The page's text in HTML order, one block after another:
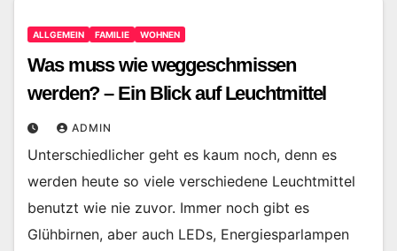
ALLGEMEIN FAMILIE WOHNEN
Was muss wie weggeschmissen
werden? – Ein Blick auf Leuchtmittel
ADMIN
Unterschiedlicher geht es kaum noch, denn es
werden heute so viele verschiedene Leuchtmittel
benutzt wie nie zuvor. Immer noch gibt es
Glühbirnen, aber auch LEDs, Energiesparlampen